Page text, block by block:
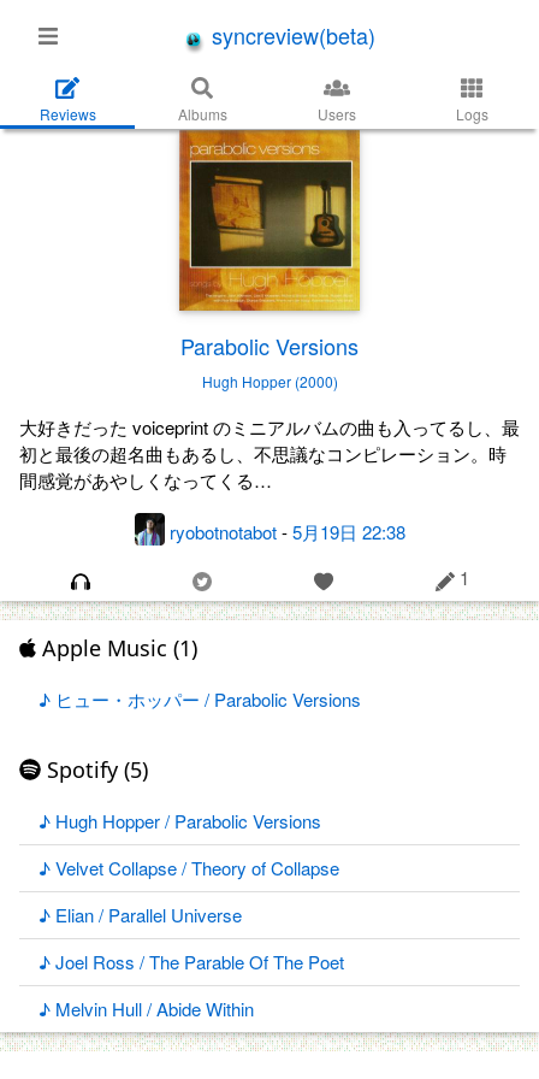
syncreview(beta)
Reviews Albums Users Logs
Parabolic Versions
Hugh Hopper (2000)
大好きだった voiceprint のミニアルバムの曲も入ってるし、最
初と最後の超名曲もあるし、不思議なコンピレーション。時
間感覚があやしくなってくる…
ryobotnotabot-5月19日 22:38
1
Apple Music (1)
♪ ヒュー・ホッパー / Parabolic Versions
Spotify (5)
♪ Hugh Hopper / Parabolic Versions
♪ Velvet Collapse / Theory of Collapse
♪ Elian / Parallel Universe
♪ Joel Ross / The Parable Of The Poet
♪ Melvin Hull / Abide Within